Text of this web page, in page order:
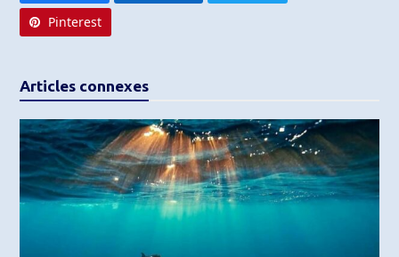
Pinterest
Articles connexes